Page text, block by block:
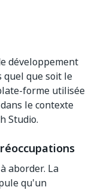
développement
quel que soit le
forme utilisée
le contexte
Studio.
aborder. La
qu'un